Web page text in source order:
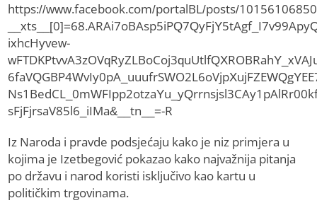
https://www.facebook.com/portalBL/posts/
ixhcHyvew-
sFjFjrsaV85l6_iIMa&__tn__=-R
Iz Naroda i pravde podsjećaju kako je niz primjera u
kojima je Izetbegović pokazao kako najvažnija pitanja
po državu i narod koristi isključivo kao kartu u
političkim trgovinama.